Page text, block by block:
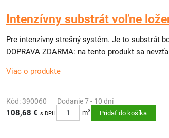
Intenzívny substrát voľne
Pre intenzívny strešný systém. Je to substrát
DOPRAVA ZDARMA: na tento produkt sa
Viac o produkte
Kód: 390060 Dodanie 7 - 10 dní
108,68 € s DPH m3 Pridať do košíka